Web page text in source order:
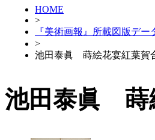
HOME
>
『美術画報』所載図版デー
>
池田泰眞 蒔絵花宴紅葉賀
池田泰眞 蒔